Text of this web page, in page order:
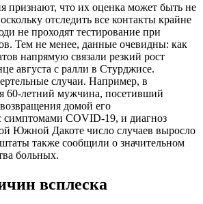
признают, что их оценка может быть не
отследить все контакты крайне
не проходят тестирование при
Тем не менее, данные очевидны: как
напрямую связали резкий рост
августа с ралли в Стурджисе.
случаи. Например, в
60-летний мужчина, посетивший
домой его
симптомами COVID-19, и диагноз
Южной Дакоте число случаев выросло
также сообщили о значительном
больных.
всплеска